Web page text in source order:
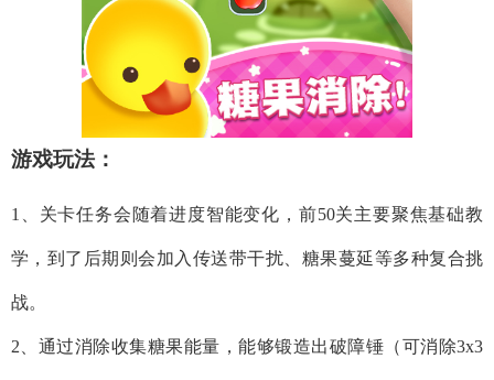
游戏玩法：
1、关卡任务会随着进度智能变化，前50关主要聚焦基础教
学，到了后期则会加入传送带干扰、糖果蔓延等多种复合挑
战。
2、通过消除收集糖果能量，能够锻造出破障锤（可消除3x3